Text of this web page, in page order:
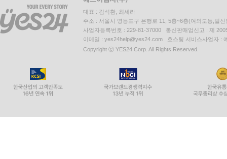
대표 : 김석환, 최세라
주소 : 서울시 영등포구 은행로 11, 5층~6층(여의도동,일신
사업자등록번호 : 229-81-37000 통신판매업신고 : 제
이메일 : yes24help@yes24.com 호스팅 서비스사업자 :
Copyright ⓒ YES24 Corp. All Rights Reserved.